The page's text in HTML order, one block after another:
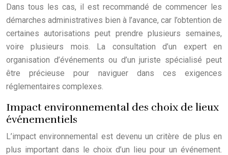
Dans tous les cas, il est recommandé de commencer les
démarches administratives bien à l’avance, car l’obtention de
certaines autorisations peut prendre plusieurs semaines,
voire plusieurs mois. La consultation d’un expert en
organisation d’événements ou d’un juriste spécialisé peut
être précieuse pour naviguer dans ces exigences
réglementaires complexes.
Impact environnemental des choix de lieux
événementiels
L’impact environnemental est devenu un critère de plus en
plus important dans le choix d’un lieu pour un événement.